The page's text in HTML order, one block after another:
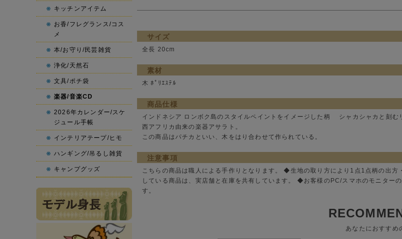
サイズ
全長 20cm
素材
木 ﾎﾟﾘｴｽﾃﾙ
商品仕様
インドネシア ロンボク島のスタイルペイントをイメージした柄 シャカシャカと刻む
西アフリカ由来の楽器アサラト。
この商品はパチカといい、木をはり合わせて作られている。
注意事項
こちらの商品は職人による手作りとなります。 ◆生地の取り方により1点1点柄の出
している商品は、実店舗と在庫を共有しています。 ◆お客様のPC/スマホのモニター
す。
あなたにおすすめ
キッチンアイテム
お香/フレグランス/コス
メ
本/お守り/民芸雑貨
浄化/天然石
文具/ポチ袋
楽器/音楽CD
2026年カレンダー/スケ
ジュール手帳
インテリアテープ/ヒモ
ハンギング/吊るし雑貨
キャンプグッズ